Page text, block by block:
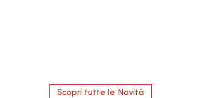
Scopri tutte le Novità